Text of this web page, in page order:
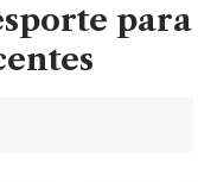
para